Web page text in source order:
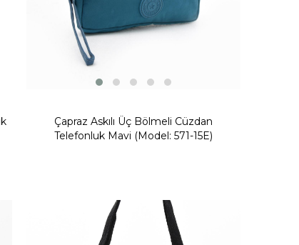
Çapraz Askılı Üç Bölmeli Cüzdan
Telefonluk Mavi (Model: 571-15E)